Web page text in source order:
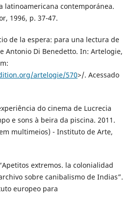
latinoamericana contemporánea.
1996, p. 37-47.
de la espera: para una lectura de
Antonio Di Benedetto. In: Artelogie,
artelogie/570>/. Acessado
do cinema de Lucrecia
e sons à beira da piscina. 2011.
multimeios) - Instituto de Arte,
extremos. la colonialidad
sobre canibalismo de Indias”.
europeo para